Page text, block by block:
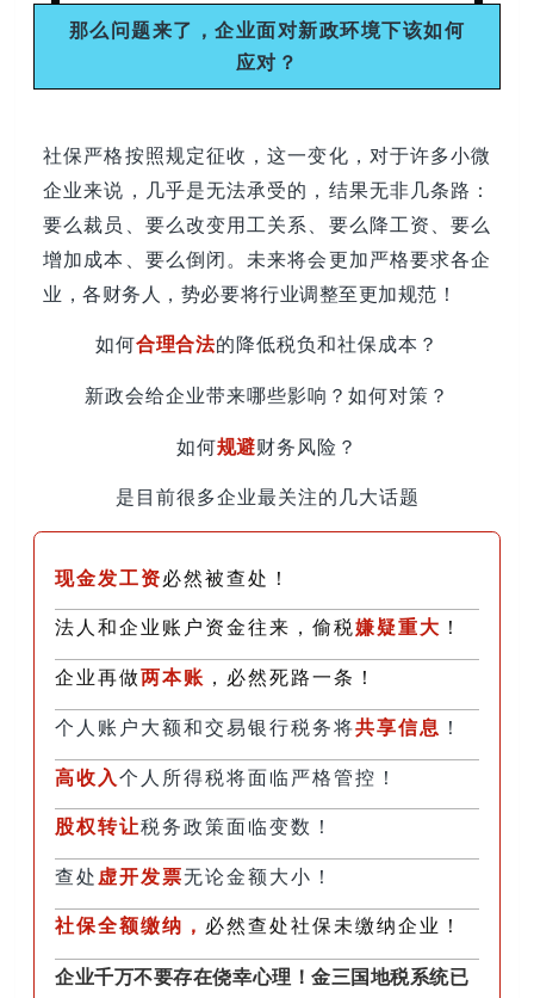
那么问题来了，企业面对新政环境下该如何
应对？
社保严格按照规定征收，这一变化，对于许多小微
企业来说，几乎是无法承受的，结果无非几条路：
要么裁员、要么改变用工关系、要么降工资、要么
增加成本、要么倒闭。未来将会更加严格要求各企
业，各财务人，势必要将行业调整至更加规范！
如何合理合法的降低税负和社保成本？
新政会给企业带来哪些影响？如何对策？
如何规避财务风险？
是目前很多企业最关注的几大话题
现金发工资必然被查处！
法人和企业账户资金往来，偷税嫌疑重大 ！
企业再做两本账 ，必然死路一条！
个人账户大额和交易银行税务将共享信息 ！
高收入个人所得税将面临严格管控！
股权转让税务政策面临变数！
查处虚开发票无论金额大小！
社保全额缴纳， 必然查处社保未缴纳企业！
企业千万不要存在侥幸心理！金三国地税系统已